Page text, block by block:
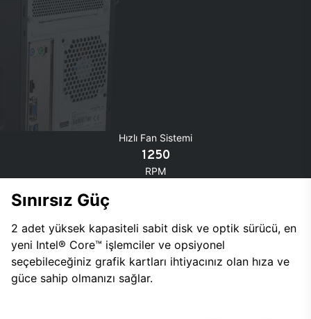
Hızlı Fan Sistemi
1250
RPM
Sınırsız Güç
2 adet yüksek kapasiteli sabit disk ve optik sürücü, en
yeni Intel® Core™ işlemciler ve opsiyonel
seçebileceğiniz grafik kartları ihtiyacınız olan hıza ve
güce sahip olmanızı sağlar.